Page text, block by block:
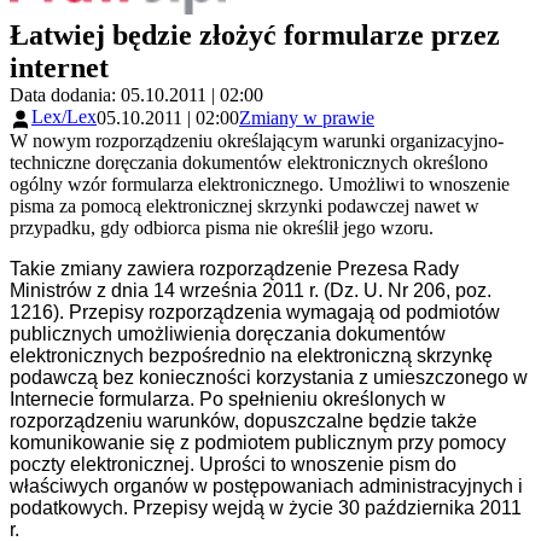
Łatwiej będzie złożyć formularze przez
internet
Data dodania: 05.10.2011 | 02:00
Lex/Lex05.10.2011 | 02:00Zmiany w prawie
W nowym rozporządzeniu określającym warunki organizacyjno-
techniczne doręczania dokumentów elektronicznych określono
ogólny wzór formularza elektronicznego. Umożliwi to wnoszenie
pisma za pomocą elektronicznej skrzynki podawczej nawet w
przypadku, gdy odbiorca pisma nie określił jego wzoru.
Takie zmiany zawiera rozporządzenie Prezesa Rady
Ministrów z dnia 14 września 2011 r. (Dz. U. Nr 206, poz.
1216). Przepisy rozporządzenia wymagają od podmiotów
publicznych umożliwienia doręczania dokumentów
elektronicznych bezpośrednio na elektroniczną skrzynkę
podawczą bez konieczności korzystania z umieszczonego w
Internecie formularza. Po spełnieniu określonych w
rozporządzeniu warunków, dopuszczalne będzie także
komunikowanie się z podmiotem publicznym przy pomocy
poczty elektronicznej. Uprości to wnoszenie pism do
właściwych organów w postępowaniach administracyjnych i
podatkowych. Przepisy wejdą w życie 30 października 2011
r.